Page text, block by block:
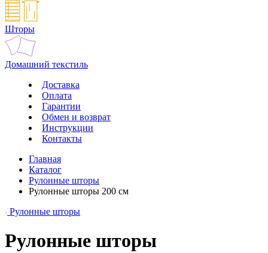
Шторы
Домашний текстиль
Доставка
Оплата
Гарантии
Обмен и возврат
Инструкции
Контакты
Главная
Каталог
Рулонные шторы
Рулонные шторы 200 см
Рулонные шторы
Рулонные шторы